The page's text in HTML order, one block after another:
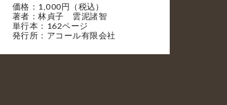
価格：1,000円（税込）
著者：林貞子 雲泥諸智
単行本：162ページ
発行所：アコール有限会社